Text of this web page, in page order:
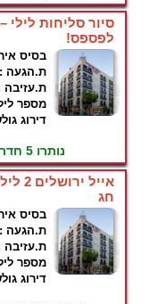
סיור סליחות לילי
לפספס!
בסיס
ת.הגעה :
ת.עזיבה
מספר
דירוג
נותרו 5 חדרים למבצע זה !
חג
בסיס
ת.הגעה :
ת.עזיבה
מספר
דירוג